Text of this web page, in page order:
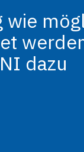
wie
dazu